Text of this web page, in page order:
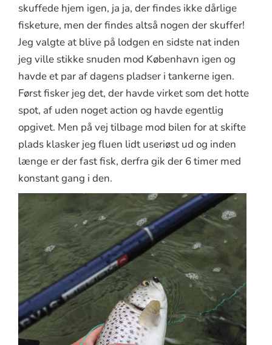
skuffede hjem igen, ja ja, der findes ikke dårlige
fisketure, men der findes altså nogen der skuffer!
Jeg valgte at blive på lodgen en sidste nat inden
jeg ville stikke snuden mod København igen og
havde et par af dagens pladser i tankerne igen.
Først fisker jeg det, der havde virket som det hotte
spot, af uden noget action og havde egentlig
opgivet. Men på vej tilbage mod bilen for at skifte
plads klasker jeg fluen lidt useriøst ud og inden
længe er der fast fisk, derfra gik der 6 timer med
konstant gang i den.